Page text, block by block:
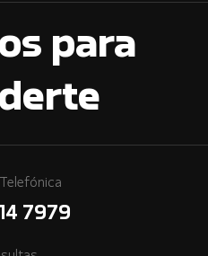
para
7979